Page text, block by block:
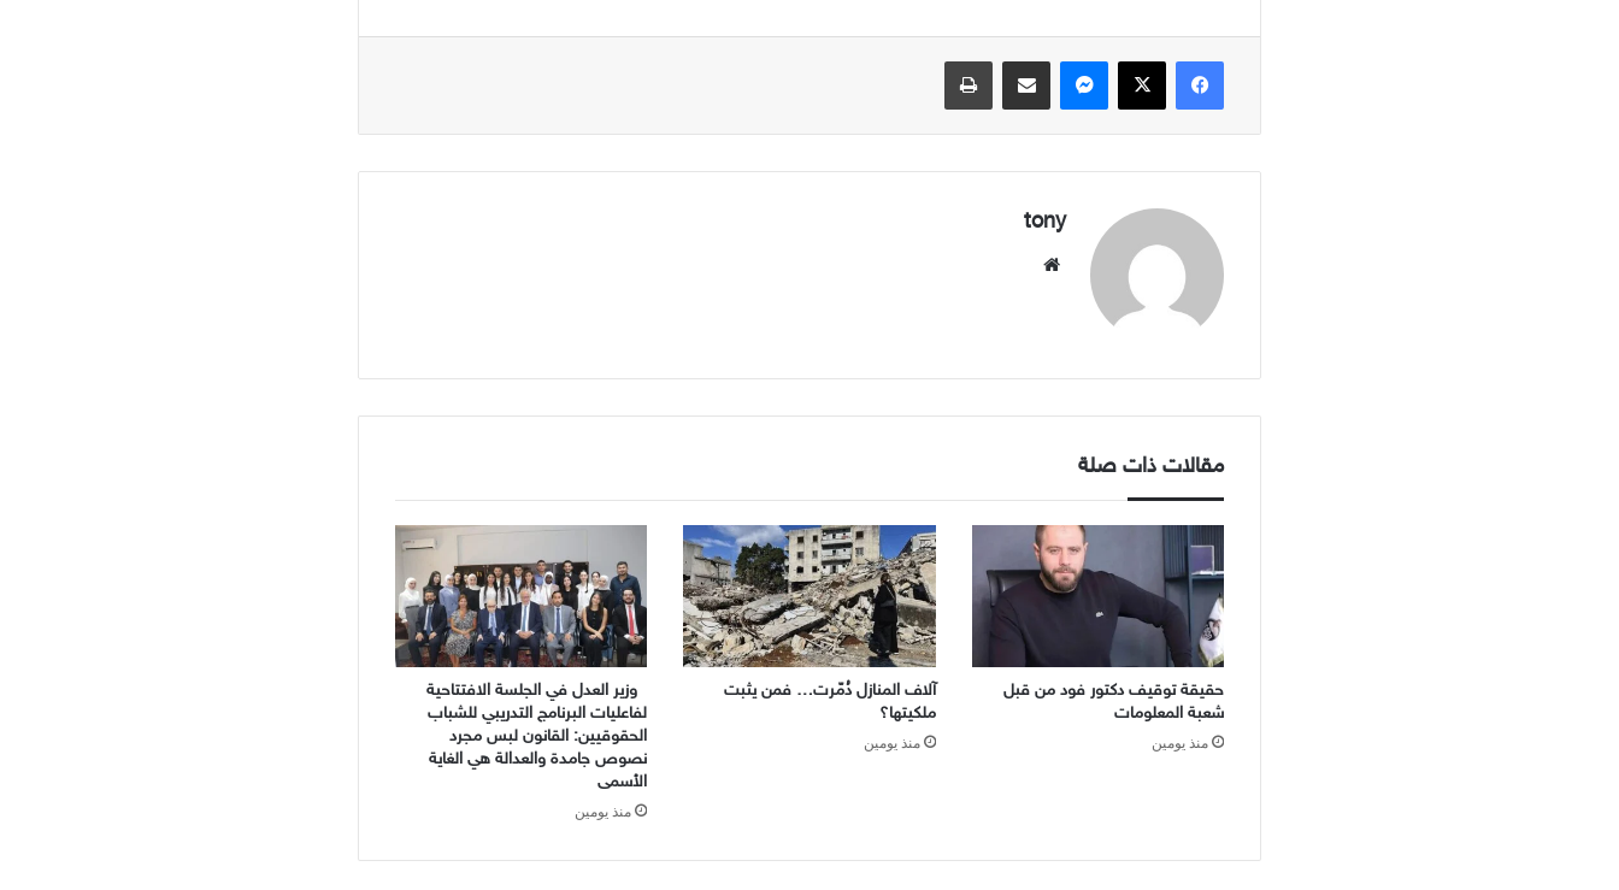
فيسبوك X ماسنجر مشاركة عبر البريد طباعة
tony
مقالات ذات صلة
حقيقة توقيف دكتور فود من قبل
شعبة المعلومات
منذ يومين
آلاف المنازل دُمّرت… فمن يثبت
ملكيتها؟
منذ يومين
وزير العدل في الجلسة الافتتاحية
لفاعليات البرنامج التدريبي للشباب
الحقوقيين: القانون لبس مجرد
نصوص جامدة والعدالة هي الغاية
الأسمى
منذ يومين